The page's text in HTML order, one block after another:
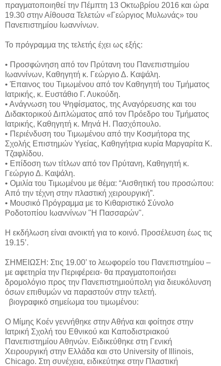
πραγματοποιηθεί την Πέμπτη 13 Οκτωβρίου 2016 και ώρα
19.30 στην Αίθουσα Τελετών «Γεώργιος Μυλωνάς» του
Πανεπιστημίου Ιωαννίνων.
Το πρόγραμμα της τελετής έχει ως εξής:
• Προσφώνηση από τον Πρύτανη του Πανεπιστημίου
Ιωαννίνων, Καθηγητή κ. Γεώργιο Δ. Καψάλη.
• Έπαινος του Τιμωμένου από τον Καθηγητή του Τμήματος
Ιατρικής, κ. Ευστάθιο Γ. Λυκούδη.
• Ανάγνωση του Ψηφίσματος, της Αναγόρευσης και του
Διδακτορικού Διπλώματος από τον Πρόεδρο του Τμήματος
Ιατρικής, Καθηγητή κ. Μηνά Η. Πασχόπουλο.
• Περιένδυση του Τιμωμένου από την Κοσμήτορα της
Σχολής Επιστημών Υγείας, Καθηγήτρια κυρία Μαργαρίτα Κ.
Τζαφλίδου.
• Επίδοση των τίτλων από τον Πρύτανη, Καθηγητή κ.
Γεώργιο Δ. Καψάλη.
• Ομιλία του Τιμωμένου με θέμα: “Αισθητική του προσώπου:
Από την τέχνη στην πλαστική χειρουργική”.
• Μουσικό Πρόγραμμα με το Κιθαριστικό Σύνολο
Ροδοτοπίου Ιωαννίνων "Η Πασσαρών".
Η εκδήλωση είναι ανοικτή για το κοινό. Προσέλευση έως τις
19.15’.
ΣΗΜΕΙΩΣΗ: Στις 19.00’ το λεωφορείο του Πανεπιστημίου –
με αφετηρία την Περιφέρεια- θα πραγματοποιήσει
δρομολόγιο προς την Πανεπιστημιούπολη για διευκόλυνση
όσων επιθυμών να παραστούν στην τελετή.
βιογραφικό σημείωμα του τιμωμένου:
Ο Μίμης Κοέν γεννήθηκε στην Αθήνα και φοίτησε στην
Ιατρική Σχολή του Εθνικού και Καποδιστριακού
Πανεπιστημίου Αθηνών. Ειδικεύθηκε στη Γενική
Χειρουργική στην Ελλάδα και στο University of Illinois,
Chicago. Στη συνέχεια, ειδικεύτηκε στην Πλαστική